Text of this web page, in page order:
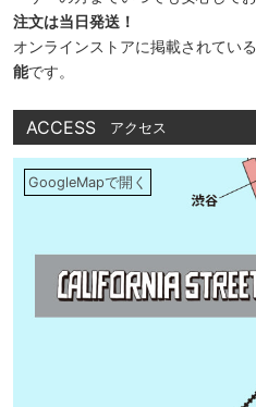
注文は当日発送！
オンラインストアに掲載されてい
能です。
ACCESS アクセス
GoogleMapで開く